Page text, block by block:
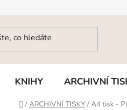
KNIHY ARCHIVNÍ
Domů
/ ARCHIVNÍ TISKY / A4 tisk -